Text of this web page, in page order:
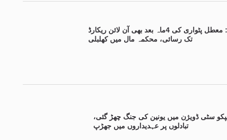
میلسی: معطل پٹواری کی 4ماہ بعد بھی آن لائن ریکارڈ
تک رسائی، محکمہ مال میں کھلبلی
سٹی ڈویژن میں یونین کی جنگ چھڑ گئی،
تبادلوں پر عہدیداروں میں جھڑپ